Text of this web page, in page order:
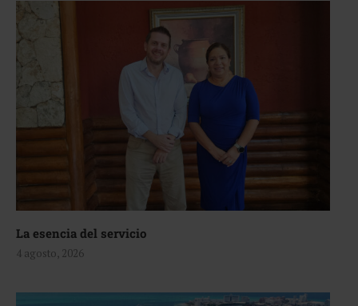
La esencia del servicio
4 agosto, 2026